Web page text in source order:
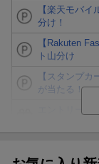
【楽天モバ
分け！
【Rakuten
ト山分け
【スタンプ
が当たる！
進呈